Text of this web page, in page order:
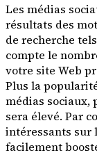
Les médias
résultats des
de recherche
compte le
votre site Web
Plus la
médias sociaux,
sera élevé. Par
intéressants sur
facilement